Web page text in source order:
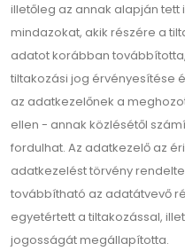
illetőleg az annak alapján
mindazokat, akik részére a
adatot korábban
tiltakozási jog érvényesítése
az adatkezelőnek a
ellen - annak közlésétől
fordulhat. Az adatkezelő az
adatkezelést törvény
továbbítható az adatátvevő
egyetértett a tiltakozással,
jogosságát megállapította.